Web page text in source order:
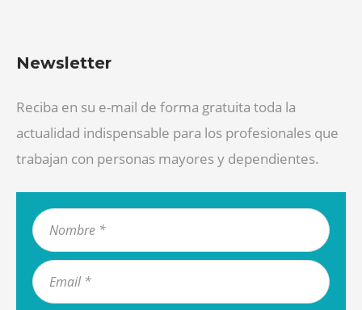
Newsletter
Reciba en su e-mail de forma gratuita toda la
actualidad indispensable para los profesionales que
trabajan con personas mayores y dependientes.